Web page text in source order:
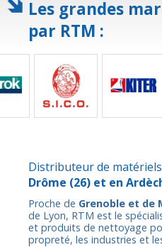
Les grandes
par RTM :
Distributeur de
Drôme (26) et en
Proche de Grenoble et de
de Lyon, RTM est le
et produits de nettoyage
propreté, les industries et